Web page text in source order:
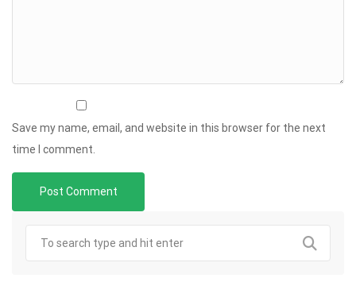
Save my name, email, and website in this browser for the next
time I comment.